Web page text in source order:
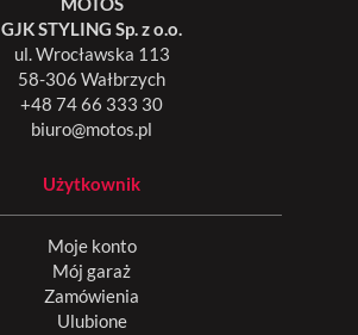
GJK STYLING Sp. z o.o.
ul. Wrocławska 113
58-306 Wałbrzych
+48 74 66 333 30
biuro@motos.pl
Użytkownik
Moje konto
Mój garaż
Zamówienia
Ulubione